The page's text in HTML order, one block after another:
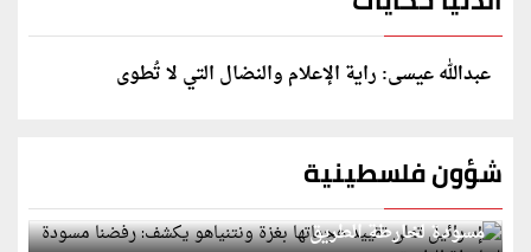
عبدالله عيسى: راية الإعلام والنضال التي لا تُطوى
شؤون فلسطينية
إسرائيل تعلن تقييد هجماتها بغزة ونتنياهو يكشف: رفضنا
مسودة لخارطة الطريق